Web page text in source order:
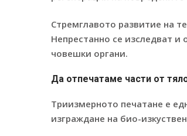
Стремглавото развитие на
Непрестанно се изследват
човешки органи.
Да отпечатаме части от
Триизмерното печатане е
изграждане на био-